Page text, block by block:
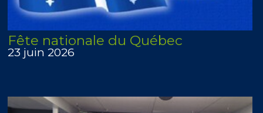
Fête nationale du Québec
23 juin 2026